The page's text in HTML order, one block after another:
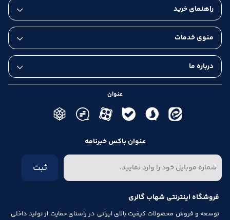
راهنمای خرید
منوی خدمات
درباره ما
عنوان
عنوان باکس خبرنامه
ثبت
فروشگاه اینترنتی شهاب گالری
توسعه و فروش محصولات کیفیت بالای ایرانی در راستای حمایت از تولید داخلی